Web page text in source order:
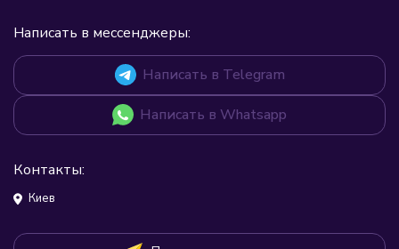
Написать в мессенджеры:
Написать в Telegram
Написать в Whatsapp
Контакты:
Киев